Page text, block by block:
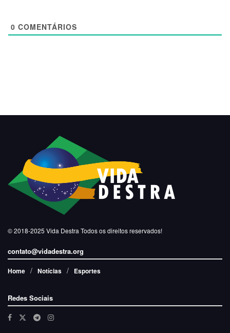
0 COMENTÁRIOS
© 2018-2025 Vida Destra Todos os direitos reservados!
contato@vidadestra.org
Home Notícias Esportes
Redes Sociais